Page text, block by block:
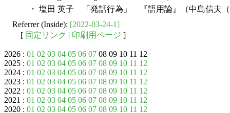
・ 塩田 英子 「発話行為」 『語用論』（中島信夫（
Referrer (Inside): [2022-03-24-1]
[ 固定リンク | 印刷用ページ ]
2026 : 01 02 03 04 05 06 07 08 09 10 11 12
2025 : 01 02 03 04 05 06 07 08 09 10 11 12
2024 : 01 02 03 04 05 06 07 08 09 10 11 12
2023 : 01 02 03 04 05 06 07 08 09 10 11 12
2022 : 01 02 03 04 05 06 07 08 09 10 11 12
2021 : 01 02 03 04 05 06 07 08 09 10 11 12
2020 : 01 02 03 04 05 06 07 08 09 10 11 12